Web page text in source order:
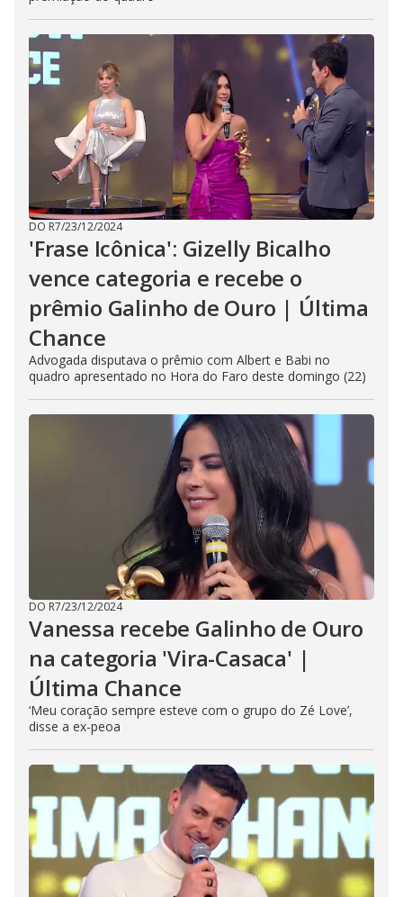
DO R7/23/12/2024
'Frase Icônica': Gizelly Bicalho
vence categoria e recebe o
prêmio Galinho de Ouro | Última
Chance
Advogada disputava o prêmio com Albert e Babi no
quadro apresentado no Hora do Faro deste domingo (22)
DO R7/23/12/2024
Vanessa recebe Galinho de Ouro
na categoria 'Vira-Casaca' |
Última Chance
‘Meu coração sempre esteve com o grupo do Zé Love’,
disse a ex-peoa